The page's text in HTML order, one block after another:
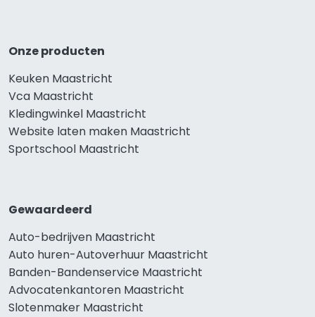
Onze producten
Keuken Maastricht
Vca Maastricht
Kledingwinkel Maastricht
Website laten maken Maastricht
Sportschool Maastricht
Gewaardeerd
Auto-bedrijven Maastricht
Auto huren-Autoverhuur Maastricht
Banden-Bandenservice Maastricht
Advocatenkantoren Maastricht
Slotenmaker Maastricht